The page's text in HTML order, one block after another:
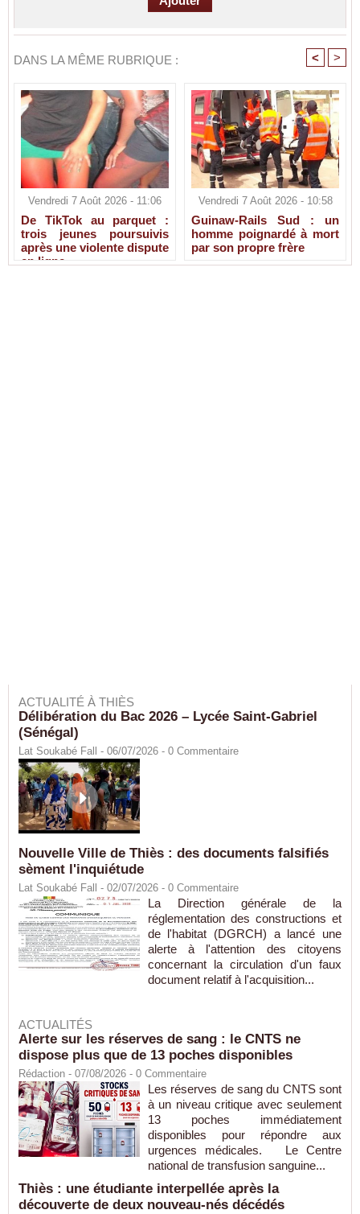
DANS LA MÊME RUBRIQUE : < >
Vendredi 7 Août 2026 - 11:06
De TikTok au parquet :
trois jeunes poursuivis
après une violente dispute
en ligne
Vendredi 7 Août 2026 - 10:58
Guinaw-Rails Sud : un
homme poignardé à mort
par son propre frère
ACTUALITÉ À THIÈS
Délibération du Bac 2026 – Lycée Saint-Gabriel
(Sénégal)
Lat Soukabé Fall - 06/07/2026 - 0 Commentaire
Nouvelle Ville de Thiès : des documents falsifiés
sèment l'inquiétude
Lat Soukabé Fall - 02/07/2026 - 0 Commentaire
La Direction générale de la
réglementation des constructions et
de l'habitat (DGRCH) a lancé une
alerte à l'attention des citoyens
concernant la circulation d'un faux
document relatif à l'acquisition...
ACTUALITÉS
Alerte sur les réserves de sang : le CNTS ne
dispose plus que de 13 poches disponibles
Rédaction - 07/08/2026 - 0 Commentaire
Les réserves de sang du CNTS sont
à un niveau critique avec seulement
13 poches immédiatement
disponibles pour répondre aux
urgences médicales. Le Centre
national de transfusion sanguine...
Thiès : une étudiante interpellée après la
découverte de deux nouveau-nés décédés